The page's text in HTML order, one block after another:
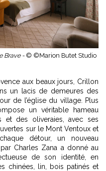
Brave - © ©Marion Butet Studio
aux beaux jours, Crillon
un lacis de demeures des
de l’église du village. Plus
un véritable hameau
et des oliveraies, avec ses
sur le Mont Ventoux et
détour, un nouveau
Charles Zana a donné au
de son identité, en
chinées, lin, bois patinés et